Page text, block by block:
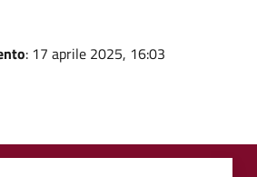
: 17 aprile 2025, 16:03